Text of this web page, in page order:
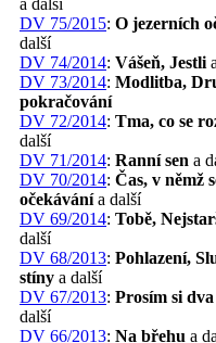
DV 75/2015: O jezerních
další
DV 74/2014: Vášeň, Jestli
DV 73/2014: Modlitba,
pokračování
DV 72/2014: Tma, co se
další
DV 71/2014: Ranní sen a
DV 70/2014: Čas, v němž
očekávánía další
DV 69/2014: Tobě,
další
DV 68/2013: Pohlazení,
stíny a další
DV 67/2013: Prosím si
další
DV 66/2013: Na břehu a